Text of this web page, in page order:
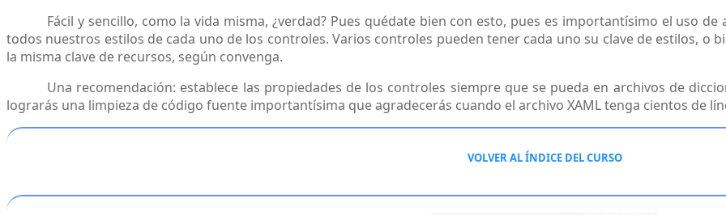
Fácil y sencillo, como la vida misma, ¿verdad? Pues quédate bien con esto, pues es importantísimo el uso
todos nuestros estilos de cada uno de los controles. Varios controles pueden tener cada uno su clave de estilos, o
la misma clave de recursos, según convenga.
Una recomendación: establece las propiedades de los controles siempre que se pueda en archivos de
lograrás una limpieza de código fuente importantísima que agradecerás cuando el archivo XAML tenga cientos de
VOLVER AL ÍNDICE DEL CURSO